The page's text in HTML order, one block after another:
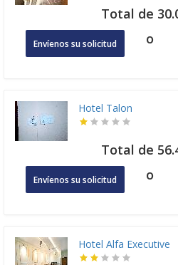
Total de
Envíenos su solicitud o
Hotel Talon
Total de
Envíenos su solicitud o
Hotel Alfa Executive